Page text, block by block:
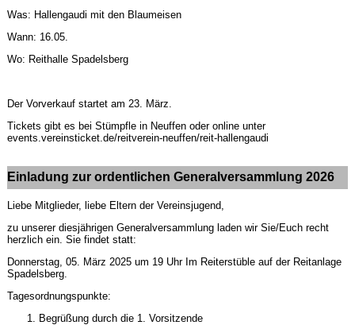
Was: Hallengaudi mit den Blaumeisen
Wann: 16.05.
Wo: Reithalle Spadelsberg
Der Vorverkauf startet am 23. März.
Tickets gibt es bei Stümpfle in Neuffen oder online unter
events.vereinsticket.de/reitverein-neuffen/reit-hallengaudi
Einladung zur ordentlichen Generalversammlung 2026
Liebe Mitglieder, liebe Eltern der Vereinsjugend,
zu unserer diesjährigen Generalversammlung laden wir Sie/Euch recht
herzlich ein. Sie findet statt:
Donnerstag, 05. März 2025 um 19 Uhr Im Reiterstüble auf der Reitanlage
Spadelsberg.
Tagesordnungspunkte:
Begrüßung durch die 1. Vorsitzende